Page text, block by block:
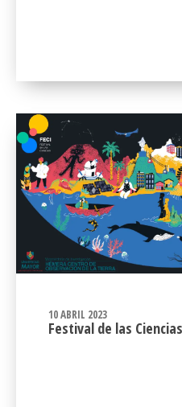
10 ABRIL 2023
Festival de las